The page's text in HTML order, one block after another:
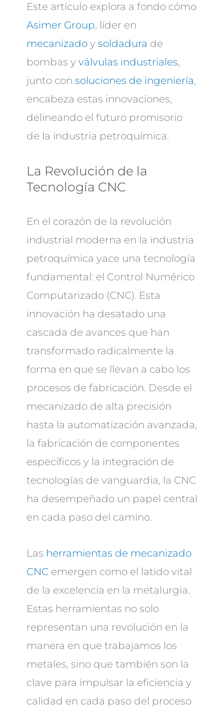
Este artículo explora a fondo cómo
Asimer Group, líder en
mecanizadoy soldadura de
bombas y válvulas industriales,
junto con soluciones de ingeniería,
encabeza estas innovaciones,
delineando el futuro promisorio
de la industria petroquímica.
La Revolución de la
Tecnología CNC
En el corazón de la revolución
industrial moderna en la industria
petroquímica yace una tecnología
fundamental: el Control Numérico
Computarizado (CNC). Esta
innovación ha desatado una
cascada de avances que han
transformado radicalmente la
forma en que se llevan a cabo los
procesos de fabricación. Desde el
mecanizado de alta precisión
hasta la automatización avanzada,
la fabricación de componentes
específicos y la integración de
tecnologías de vanguardia, la CNC
ha desempeñado un papel central
en cada paso del camino.
Las herramientas de mecanizado
CNC emergen como el latido vital
de la excelencia en la metalurgia.
Estas herramientas no solo
representan una revolución en la
manera en que trabajamos los
metales, sino que también son la
clave para impulsar la eficiencia y
calidad en cada paso del proceso